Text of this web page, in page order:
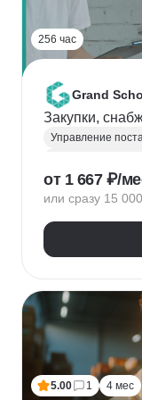
256 час
Grand
Закупки,
Управление
Управление
от 1 667 ₽/
или сразу 15
5.00 1 4 мес